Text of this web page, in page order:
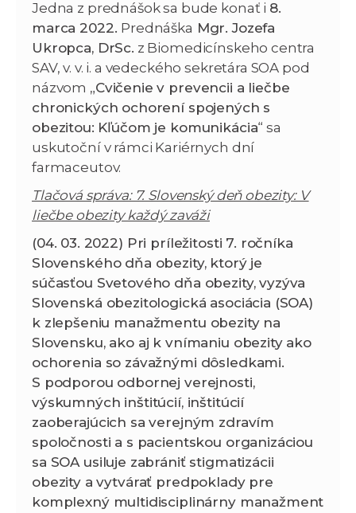
Jedna z prednášok sa bude konať i 8.
marca 2022. Prednáška Mgr. Jozefa
Ukropca, DrSc. z Biomedicínskeho centra
SAV, v. v. i. a vedeckého sekretára SOA pod
názvom „Cvičenie v prevencii a liečbe
chronických ochorení spojených s
obezitou: Kľúčom je komunikácia“ sa
uskutoční v rámci Kariérnych dní
farmaceutov.
Tlačová správa: 7. Slovenský deň obezity: V
liečbe obezity každý zaváži
(04. 03. 2022) Pri príležitosti 7. ročníka
Slovenského dňa obezity, ktorý je
súčasťou Svetového dňa obezity, vyzýva
Slovenská obezitologická asociácia (SOA)
k zlepšeniu manažmentu obezity na
Slovensku, ako aj k vnímaniu obezity ako
ochorenia so závažnými dôsledkami.
S podporou odbornej verejnosti,
výskumných inštitúcií, inštitúcií
zaoberajúcich sa verejným zdravím
spoločnosti a s pacientskou organizáciou
sa SOA usiluje zabrániť stigmatizácii
obezity a vytvárať predpoklady pre
komplexný multidisciplinárny manažment